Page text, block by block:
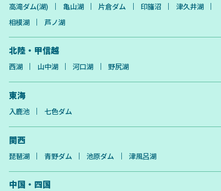
高滝ダム(湖)
亀山湖 片倉ダム 印旛沼
津久井湖
相模湖
芦ノ湖
北陸・甲信越
西湖 山中湖 河口湖 野尻湖
東海
入鹿池 七色ダム
関西
琵琶湖 青野ダム 池原ダム 津風呂湖
中国・四国